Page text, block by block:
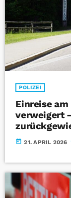
POLIZEI
Einreise
verweigert
today 21. APRIL 2026